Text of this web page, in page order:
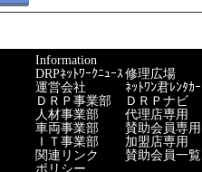
Information
DRPﾈｯﾄﾜｰｸﾆｭｰｽ
運営会社
ＤＲＰ事業部
人材事業部
車両事業部
ＩＴ事業部
関連リンク
ポリシー
修理広場
ﾈｯﾄﾜﾝ君ﾚﾝﾀｶｰ
ＤＲＰナビ
代理店専用
賛助会員専用
加盟店専用
賛助会員一覧